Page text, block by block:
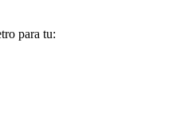
para tu: